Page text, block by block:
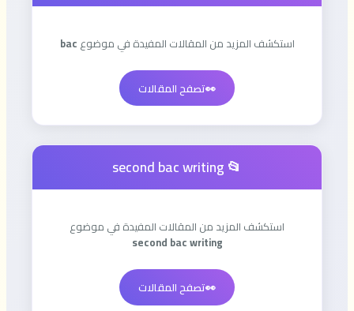
استكشف المزيد من المقالات المفيدة في موضوع bac
👀تصفح المقالات
📂 second bac writing
استكشف المزيد من المقالات المفيدة في موضوع
second bac writing
👀تصفح المقالات